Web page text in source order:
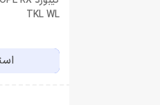
TKL WL